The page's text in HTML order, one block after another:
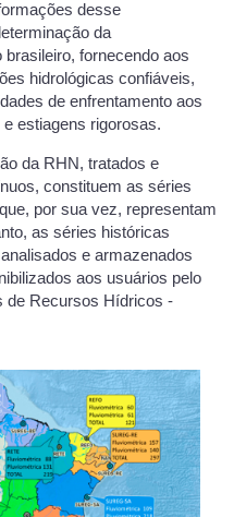
desse
da
fornecendo aos
hidrológicas confiáveis,
de enfrentamento aos
estiagens rigorosas.
da RHN, tratados e
constituem as séries
por sua vez, representam
as séries históricas
e armazenados
aos usuários pelo
de Recursos Hídricos -